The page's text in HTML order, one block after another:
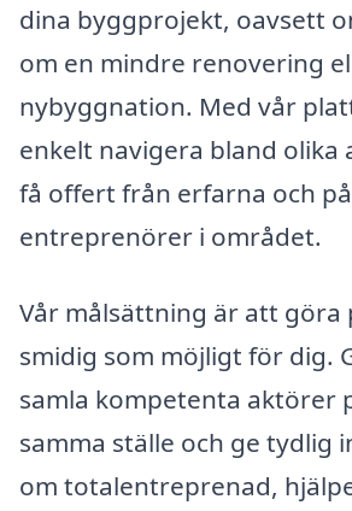
dina byggprojekt, oavsett
om en mindre renovering
nybyggnation. Med vår
enkelt navigera bland olika
få offert från erfarna och
entreprenörer i området.
Vår målsättning är att göra
smidig som möjligt för dig.
samla kompetenta aktörer
samma ställe och ge tydlig
om totalentreprenad,